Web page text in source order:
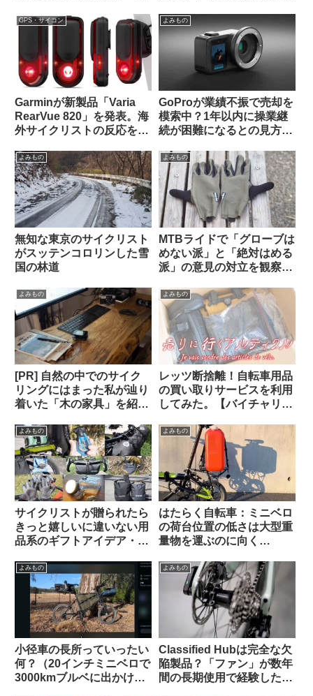
GPS・サイコン
Garminが新製品「Varia
RearVue 820」を発表。海
外サイクリストの反応を観
よみもの
GoProが業績不振で売却を
模索中？1年以内に操業継
続が困難になるとの見方も
よみもの
無知な東京のサイクリスト
がスッテンコロリンした雪
国の林道
よみもの
MTBライドで「グローブは
めない派」と「絶対はめる
派」の意見の対立を観察す
よみもの
[PR] 自然の中でのサイク
リングにはまった私が辿り
着いた「木の家具」を紹介
特典あり】
よみもの
レッツ断捨離！自転車用品
の買い取りサービスを利用
してみた。【バイチャリ】
よみもの
サイクリストが贈られたら
きっと嬉しいに違いない用
品系のギフトアイデア・お
のあるものから】
よみもの
はたらく自転車：ミニベロ
の荷台位置の低さは大型重
量物を運ぶのに向く
ク運んでみた
よみもの
小径車の長所っていったい
何？（20インチミニベロで
3000kmブルベに出かけま
よみもの
Classified Hubは完全な欠
陥製品？「ファン」が数年
間の長期使用で経験した